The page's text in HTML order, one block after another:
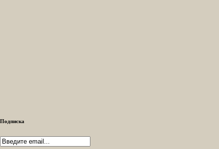
Подписка